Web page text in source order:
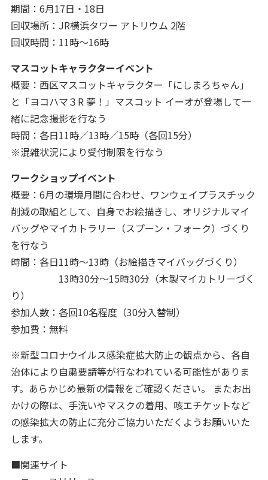
期間：6月17日・18日
回収場所：JR横浜タワー アトリウム 2階
回収時間：11時～16時
マスコットキャラクターイベント
概要：西区マスコットキャラクター「にしまろちゃん」
と「ヨコハマ３R 夢！」マスコット イーオが登場して一
緒に記念撮影を行なう
時間：各日11時／13時／15時（各回15分）
※混雑状況により受付制限を行なう
ワークショップイベント
概要：6月の環境月間に合わせ、ワンウェイプラスチック
削減の取組として、自身でお絵描きし、オリジナルマイ
バッグやマイカトラリー（スプーン・フォーク）づくり
を行なう
時間：各日11時～13時（お絵描きマイバッグづくり）
13時30分～15時30分（木製マイカトリ―づく
り）
参加人数：各回10名程度（30分入替制）
参加費：無料
※新型コロナウイルス感染症拡大防止の観点から、各自
治体により自粛要請等が行なわれている可能性がありま
す。あらかじめ最新の情報をご確認ください。 またお出
かけの際は、手洗いやマスクの着用、咳エチケットなど
の感染拡大の防止に充分ご協力いただくようお願いいた
します。
■関連サイト